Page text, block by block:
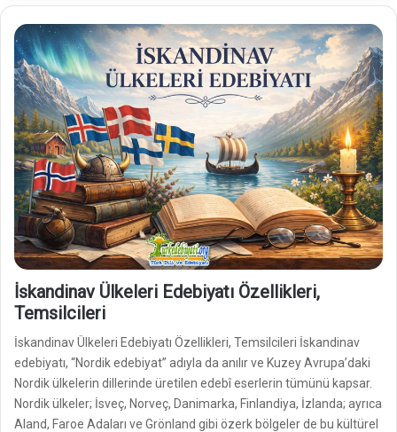
İskandinav Ülkeleri Edebiyatı Özellikleri,
Temsilcileri
İskandinav Ülkeleri Edebiyatı Özellikleri, Temsilcileri İskandinav
edebiyatı, “Nordik edebiyat” adıyla da anılır ve Kuzey Avrupa’daki
Nordik ülkelerin dillerinde üretilen edebî eserlerin tümünü kapsar.
Nordik ülkeler; İsveç, Norveç, Danimarka, Finlandiya, İzlanda; ayrıca
Aland, Faroe Adaları ve Grönland gibi özerk bölgeler de bu kültürel